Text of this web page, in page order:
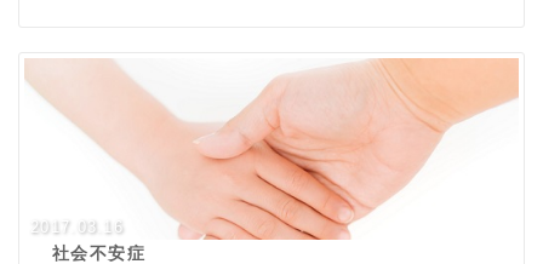
2017.03.16
社会不安症